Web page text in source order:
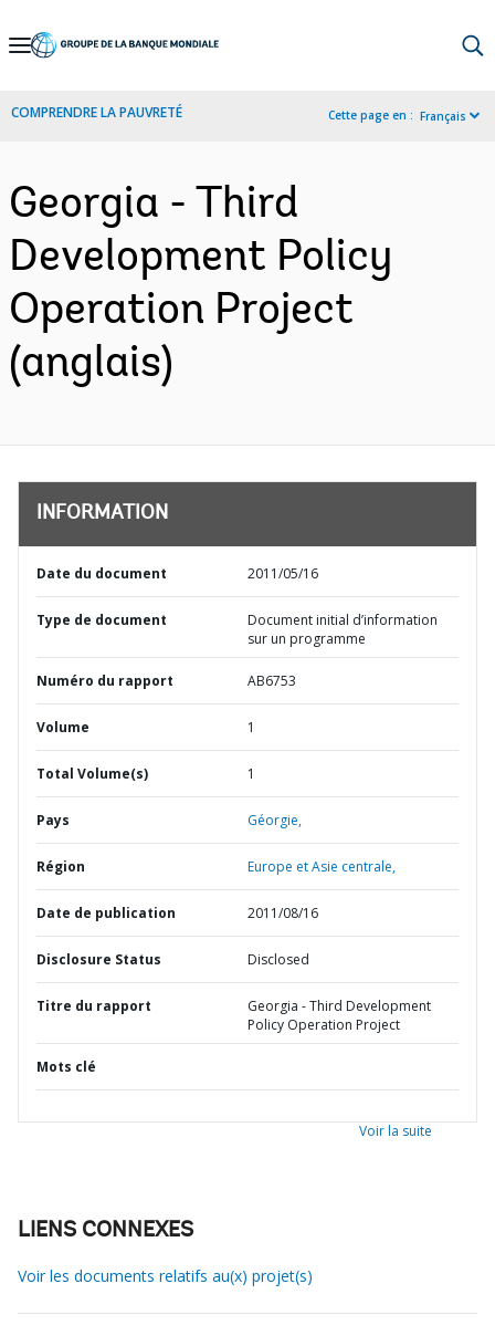
Skip
Navigation
COMPRENDRE LA PAUVRETÉ Cette page en : Français
Georgia - Third
Development Policy
Operation Project
(anglais)
INFORMATION
Date du document 2011/05/16
Type de document
Document initial d’information
sur un programme
Numéro du rapport AB6753
Volume 1
Total Volume(s) 1
Pays Géorgie,
Région Europe et Asie centrale,
Date de publication 2011/08/16
Disclosure Status Disclosed
Titre du rapport
Georgia - Third Development
Policy Operation Project
Mots clé
Voir la suite
LIENS CONNEXES
Voir les documents relatifs au(x) projet(s)